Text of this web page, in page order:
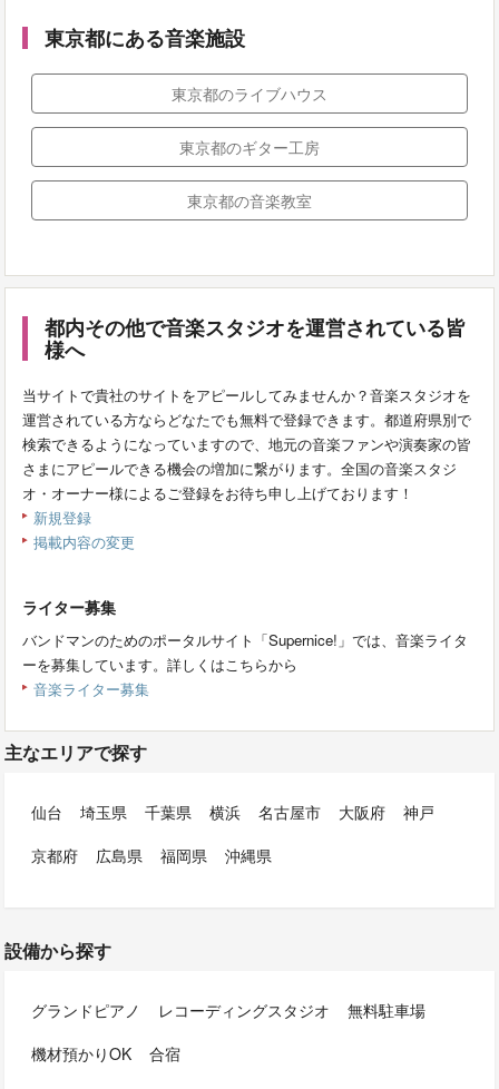
東京都にある音楽施設
東京都のライブハウス
東京都のギター工房
東京都の音楽教室
都内その他で音楽スタジオを運営されている皆
様へ
当サイトで貴社のサイトをアピールしてみませんか？音楽スタジオを
運営されている方ならどなたでも無料で登録できます。都道府県別で
検索できるようになっていますので、地元の音楽ファンや演奏家の皆
さまにアピールできる機会の増加に繋がります。全国の音楽スタジ
オ・オーナー様によるご登録をお待ち申し上げております！
新規登録
掲載内容の変更
ライター募集
バンドマンのためのポータルサイト「Supernice!」では、音楽ライタ
ーを募集しています。詳しくはこちらから
音楽ライター募集
主なエリアで探す
仙台 埼玉県 千葉県 横浜 名古屋市 大阪府
神戸
京都府
広島県 福岡県 沖縄県
設備から探す
グランドピアノ レコーディングスタジオ
無料駐車場
機材預かりOK
合宿